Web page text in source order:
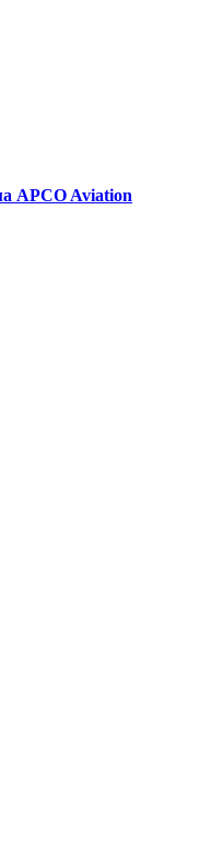
APCO Aviation